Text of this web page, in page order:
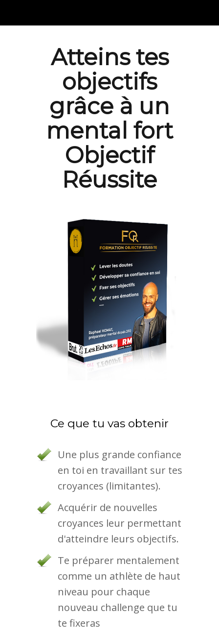
Atteins tes
objectifs
grâce à un
mental fort
Objectif
Réussite
Ce que tu vas obtenir
Une plus grande confiance
en toi en travaillant sur tes
croyances (limitantes).
Acquérir de nouvelles
croyances leur permettant
d'atteindre leurs objectifs.
Te préparer mentalement
comme un athlète de haut
niveau pour chaque
nouveau challenge que tu
te fixeras